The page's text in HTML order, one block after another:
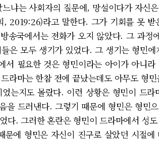
냐는 사회자의 질문에, 망설이다가 자신
2019:26)라고 말한다. 그가 기회를 못
송국에서는 전화가 오지 않았다. 그 과정
은 모두 생기가 있었다. 그 생기는 형민
필요한 것은 형민이라는 아이가 아니
라마는 한참 전에 끝났는데도 아무도 형
는지도 몰랐다. 이런 상황은 형민이 드
을 드러낸다. 그렇기 때문에 형민은 형민
다. 그러한 혼란은 형민이 드라마에서 성
에 형민은 자신이 진구로 살았던 시절에